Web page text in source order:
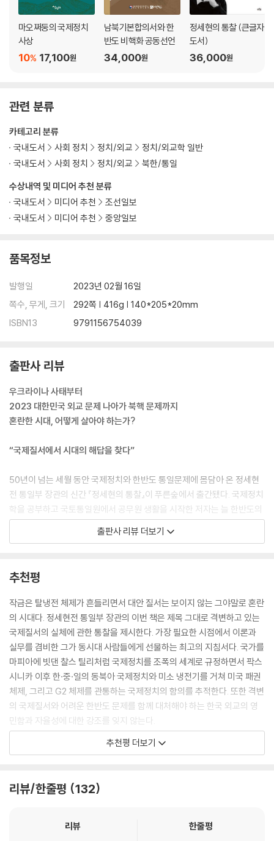
1장 미국의 세력권은 어디까지일까?
: 미국 중심 국제질서의 시작│유럽, 마음의 고향│중동, 석유가 있는 곳│중
앙아시아, 러시아를 견제하다│아프리카, 미국의 직접적인 영향권은 아니
지만│아시아 태평양 지역, G2 중국이 있다
: 두 개의 백년의 꿈│중국몽 추구는 잘못된 것일까?│고속 성장의 잠재력,
인구│“나토의 안보에 도전하는 존재”│미국의 착각과 환상│정치가와 정
책가는 반드시 달라야 한다
3장 미국 일방주의시대의 한국
: 김영삼 정부: ‘버르장머리’ 정신과 한미공조│김대중 정부: 설득하고 끌고
갔다│노무현 정부: ‘바보 노무현’과 전략적 거래│이명박 정부: 미국에게만
‘이보다 더 좋을 수 없는’ 동맹│참모의 자세│국제정치는 결국 배짱의 문제
: 국제질서 격변기에 서 있는 한국│박근혜 정부: 북한붕괴론과 미국의 우
격다짐│투자와 호구의 결정적 차이│17세기 조선과 21세기 한국의 평행
이론│국제정치를 국내 정치에 이용하면 모시는 버릇과 머릿속 대미종속
2장 우리는 북핵 문제를 어떻게 풀 수 있을까?
3장 문재인정부: 짧았던 한반도의 봄, 무엇을 기억해야 할까?
: 운 좋게, 평창올림픽│정상회담, 어떻게 이루어졌나?│강고한 기득권의
하노이 회담 결렬│악마의 디테일, ‘완전한 조율’│애써온 문재인 정부에는
를 뚫을 현실적 전략의 모색│잊지 말아야 할 투자 리스트
4장 우크라이나 사태, 북핵 문제와 우리 외교에 어떤 영향을 미칠까?
: 우크라이나가 믿은 약속│ 북한에게 이제 CVID는 없다│북한의 6차 핵실
험은 5+1차가 아니다│ 한미일 삼각동맹에서 한국의 위치│미국에 너무
마오쩌둥의 국제정치
사상
17,100원
10%
남북기본합의서와 한
반도 비핵화 공동선언
34,000원
정세현의 통찰 (큰글자
도서)
36,000원
관련 분류
수상내역 및 미디어 추천 분류
국내도서
미디어 추천
조선일보
국내도서
미디어 추천 중앙일보
카테고리 분류
국내도서
사회 정치 정치/외교
정치/외교학 일반
국내도서
사회 정치 정치/외교 북한/통일
품목정보
발행일
2023년 02월 16일
쪽수, 무게, 크기
292쪽 | 416g | 140*205*20mm
ISBN13
9791156754039
출판사 리뷰
우크라이나 사태부터
2023 대한민국 외교 문제 나아가 북핵 문제까지
혼란한 시대, 어떻게 살아야 하는가?
“국제질서에서 시대의 해답을 찾다”
50년이 넘는 세월 동안 국제정치와 한반도 통일문제에 몸담아 온 정세현
전 통일부 장관의 신간 『정세현의 통찰』이 푸른숲에서 출간됐다. 국제정치
학을 공부하고 국토통일원에서 공무원 생활을 시작한 저자는 늘 한반도의
통일문제를 외교 문제와 평행선으로 두고 국내외 정세를 고민해 왔다. 오
랜 시간 이러한 고민을 해온 저자가 고안한 개념이 바로 ‘자국 중심성’이다.
이번 책은 오랫동안 국제정세의 흐름을 파악하고 기민하게 읽어온 저자의
외교적 혜안을 바로 이 ‘자국 중심성’이란 시선으로 풀어낸다. 국제정치에
서 가장 중요한 것은 무엇인지, 그리고 여전히 유효한 북핵 문제 해결법을
다룬다. 특히 삼국시대부터 한반도에 들어선 나라들이 오랫동안 일방적인
국제관계만을 맺은 역사적 맥락 속에서 “독립한 대한민국이 어떤 국제질
서 속에서 어떻게 국제관계를 맺어왔는지”, 이승만 정부부터 문재인 정부
까지 어떤 변화가 있었는지를 “남북관계와 관련된 국제관계 중 중요한 사
건들”과 함께 되짚는다. 이는, “이해하고, 다시 생각해 보고, 새로 결심”하
기 위해서다.
무엇보다 『정세현의 통찰』은 2023년을 살아가는 우리에게 요긴한 시대정
하고 있기 때문이다. 우리는 우크라이나 사태를 통해 그 적나라한 현실을
출판사 리뷰 더보기
추천평
작금은 탈냉전 체제가 흔들리면서 대안 질서는 보이지 않는 그야말로 혼란
의 시대다. 정세현전 통일부 장관의 이번 책은 제목 그대로 격변하고 있는
국제질서의 실체에 관한 통찰을 제시한다. 가장 필요한 시점에서 이론과
실무를 겸비한 그가 동시대 사람들에게 선물하는 최고의 지침서다. 국가를
마피아에 빗댄 찰스 틸리처럼 국제정치를 조폭의 세계로 규정하면서 팍스
시니카 이후 한·중·일의 동북아 국제정치와 미소 냉전기를 거쳐 미국 패권
체제, 그리고 G2 체제를 관통하는 국제정치의 함의를 추적한다. 또한 격변
의 국제질서와 어려운 한반도 문제를 함께 대처해야 하는 한국 외교의 영
민함과 자율성에 대한 강조를 잊지 않는다.
- 김준형 (前 국립외교원장, 現 한동대 교수)
2등이 강해지면 서열 다툼이 일어나는 법이다. 미국과 중국 사이에서 한국
국제정치의 현실을 차갑게 분석하되 희망을 놓지 않는다. ‘원로’라는 수식
추천평 더보기
리뷰/한줄평 132
리뷰 한줄평